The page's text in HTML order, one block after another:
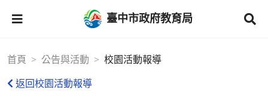
臺中市政府教育局
首頁 公告與活動 校園活動報導
返回校園活動報導